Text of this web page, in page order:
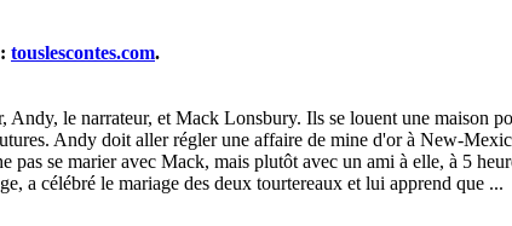
touslescontes.com.
le narrateur, et Mack Lonsbury. Ils se louent une maison
Andy doit aller régler une affaire de mine d'or à New-
pas se marier avec Mack, mais plutôt avec un ami à elle, à 5
a célébré le mariage des deux tourtereaux et lui apprend que ...